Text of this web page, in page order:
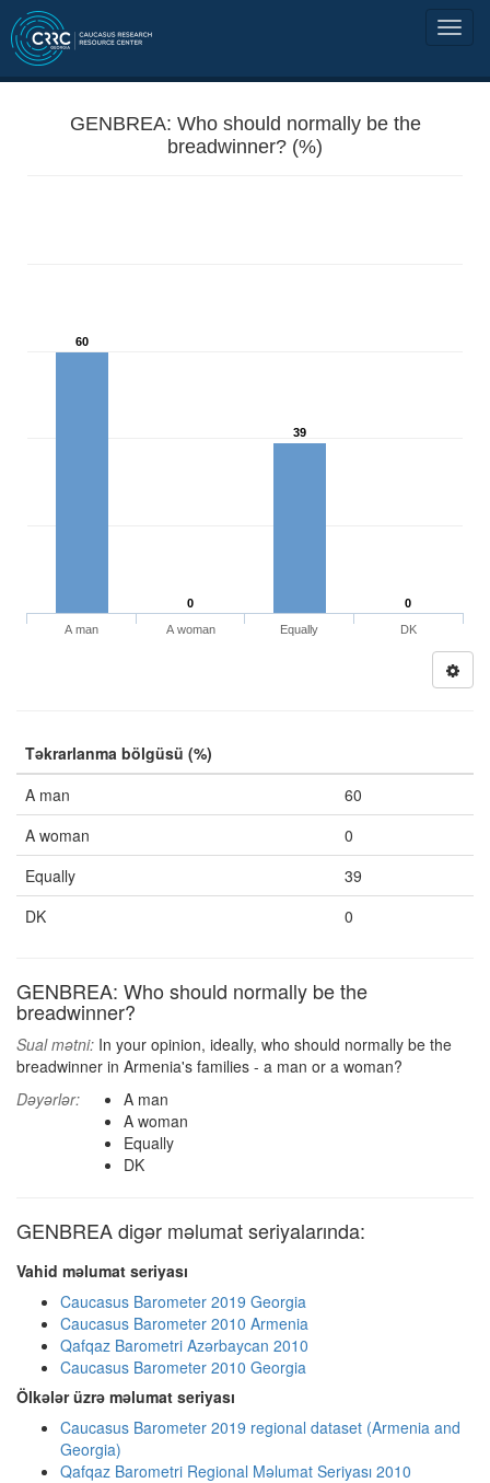
GENBREA: Who should normally be the
breadwinner? (%)
60
0
39
0
A man
A woman Equally DK
Təkrarlanma bölgüsü (%)
A man
60
A woman
0
Equally
39
DK
0
GENBREA: Who should normally be the
breadwinner?
Sual mətni: In your opinion, ideally, who should normally be the
breadwinner in Armenia's families - a man or a woman?
Dəyərlər:
A man
A woman
Equally
DK
GENBREA digər məlumat seriyalarında:
Vahid məlumat seriyası
Caucasus Barometer 2019 Georgia
Caucasus Barometer 2010 Armenia
Qafqaz Barometri Azərbaycan 2010
Caucasus Barometer 2010 Georgia
Ölkələr üzrə məlumat seriyası
Caucasus Barometer 2019 regional dataset (Armenia and
Georgia)
Qafqaz Barometri Regional Məlumat Seriyası 2010